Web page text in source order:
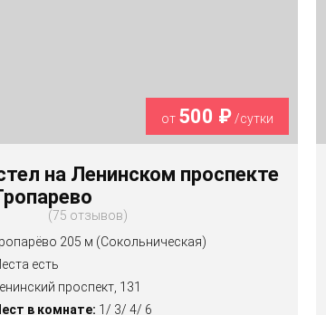
от 500 ₽ /сутки
на Ленинском проспекте
75 отзывов
205 м (Сокольническая)
есть
проспект, 131
в комнате: 1/ 3/ 4/ 6